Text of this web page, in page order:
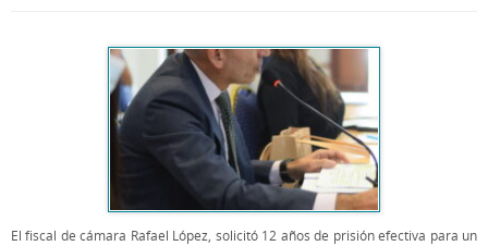
El fiscal de cámara Rafael López, solicitó 12 años de prisión efectiva para un